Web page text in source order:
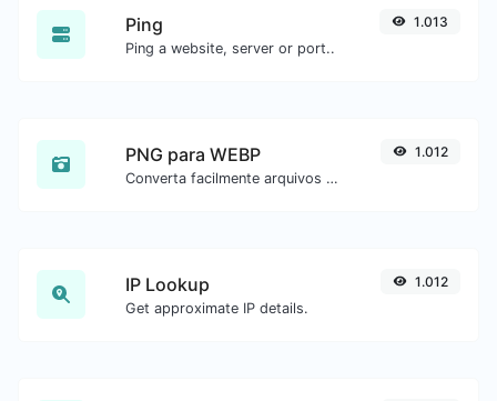
Ping
Ping a website, server or port..
1.013
PNG para WEBP
Converta facilmente arquivos de imagem PNG para WEBP.
1.012
IP Lookup
Get approximate IP details.
1.012